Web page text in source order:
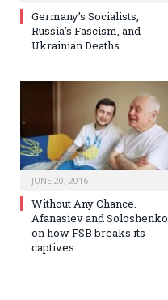
Germany’s Socialists,
Russia’s Fascism, and
Ukrainian Deaths
JUNE 20, 2016
Without Any Chance.
Afanasiev and Soloshenko
on how FSB breaks its
captives